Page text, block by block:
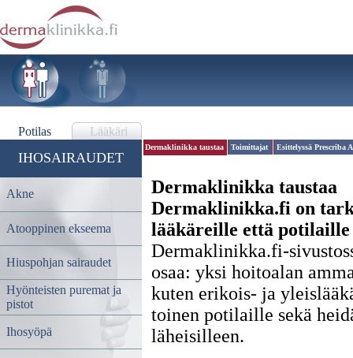
Potilas Lääkäri
IHOSAIRAUDET
Akne
Atooppinen ekseema
Hiuspohjan sairaudet
Hyönteisten puremat ja
pistot
Ihosyöpä
Dermaklinikka taustaa Toimittajat Esittelyssä Prescriba
Dermaklinikka taustaa
Dermaklinikka.fi on
lääkäreille että potilaille
Dermaklinikka.fi-
osaa: yksi hoitoalan
kuten erikois- ja
toinen potilaille sekä
läheisilleen.